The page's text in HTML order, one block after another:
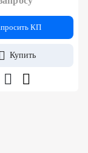
КП
Купить